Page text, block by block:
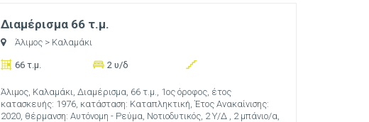
Διαμέρισμα 66 τ.μ.
Άλιμος > Καλαμάκι
66 τ.μ. 2 υ/δ
Άλιμος, Καλαμάκι, Διαμέρισμα, 66 τ.μ., 1ος όροφος, έτος
κατασκευής: 1976, κατάσταση: Καταπληκτική, Έτος Ανακαίνισης:
2020, θέρμανση: Αυτόνομη - Ρεύμα, Νοτιοδυτικός, 2 Υ/Δ , 2 μπάνιο/α,